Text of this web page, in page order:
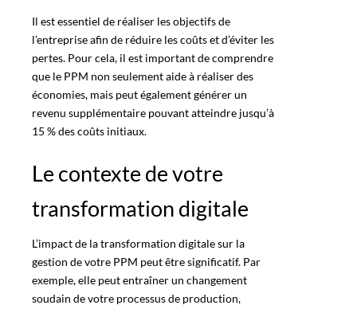
Il est essentiel de réaliser les objectifs de
l’entreprise afin de réduire les coûts et d’éviter les
pertes. Pour cela, il est important de comprendre
que le PPM non seulement aide à réaliser des
économies, mais peut également générer un
revenu supplémentaire pouvant atteindre jusqu’à
15 % des coûts initiaux.
Le contexte de votre
transformation digitale
L’impact de la transformation digitale sur la
gestion de votre PPM peut être significatif. Par
exemple, elle peut entraîner un changement
soudain de votre processus de production,